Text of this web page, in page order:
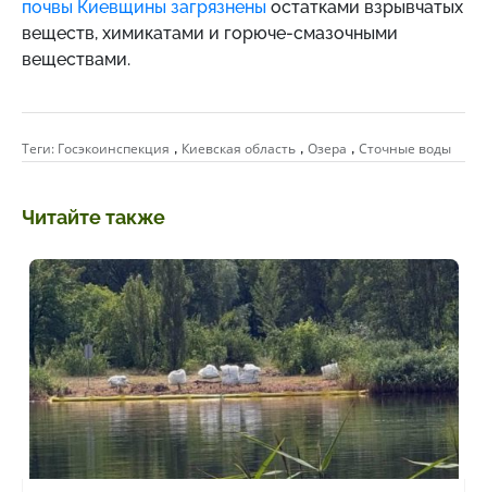
почвы Киевщины загрязнены остатками взрывчатых
веществ, химикатами и горюче-смазочными
веществами.
Теги: Госэкоинспекция , Киевская область , Озера , Сточные воды
Читайте также